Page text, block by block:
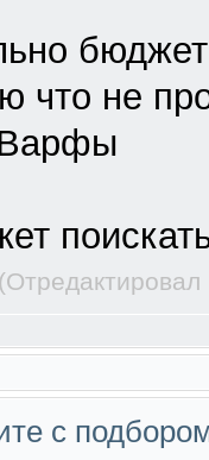
что не
Варфы
с